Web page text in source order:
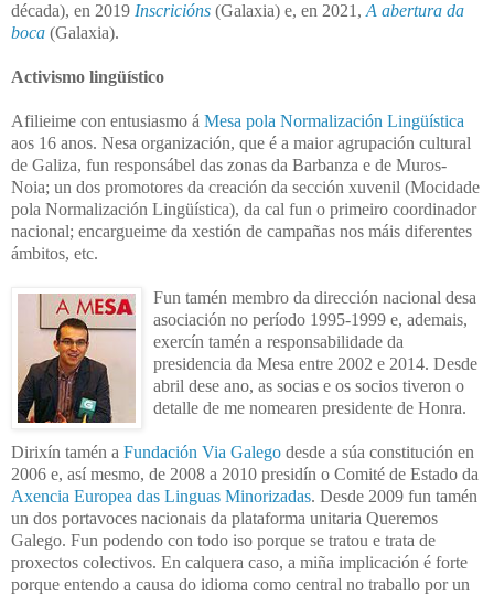
década), en 2019 Inscricións (Galaxia) e, en 2021, A abertura da
boca (Galaxia).
Activismo lingüístico
Afilieime con entusiasmo á Mesa pola Normalización Lingüística
aos 16 anos. Nesa organización, que é a maior agrupación cultural
de Galiza, fun responsábel das zonas da Barbanza e de Muros-
Noia; un dos promotores da creación da sección xuvenil (Mocidade
pola Normalización Lingüística), da cal fun o primeiro coordinador
nacional; encargueime da xestión de campañas nos máis diferentes
ámbitos, etc.
Fun tamén membro da dirección nacional desa
asociación no período 1995-1999 e, ademais,
exercín tamén a responsabilidade da
presidencia da Mesa entre 2002 e 2014. Desde
abril dese ano, as socias e os socios tiveron o
detalle de me nomearen presidente de Honra.
Dirixín tamén a Fundación Via Galego desde a súa constitución en
2006 e, así mesmo, de 2008 a 2010 presidín o Comité de Estado da
Axencia Europea das Linguas Minorizadas. Desde 2009 fun tamén
un dos portavoces nacionais da plataforma unitaria Queremos
Galego. Fun podendo con todo iso porque se tratou e trata de
proxectos colectivos. En calquera caso, a miña implicación é forte
porque entendo a causa do idioma como central no traballo por un